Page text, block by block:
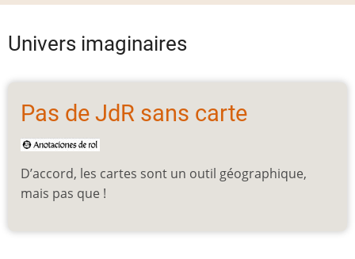
Univers imaginaires
Pas de JdR sans carte
D’accord, les cartes sont un outil géographique,
mais pas que !